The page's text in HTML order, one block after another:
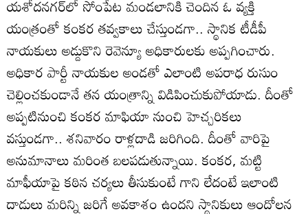
యశోదనగర్‌లో సోంపేట మండలానికి చెందిన ఓ వ్యక్తి
యంత్రంతో కంకర తవ్వకాలు చేస్తుండగా.. స్థానిక టీడీపీ
నాయకులు అడ్డుకొని రెవెన్యూ అధికారులకు అప్పగించారు.
అధికార పార్టీ నాయకుల అండతో ఎలాంటి అపరాధ రుసుం
చెల్లించకుండానే తన యంత్రాన్ని విడిపించుకుపోయాడు. దీంతో
అప్పటినుంచి కంకర మాఫియా నుంచి హెచ్చరికలు
వస్తుండగా.. శనివారం రాళ్లదాడి జరిగింది. దీంతో వారిపై
అనుమానాలు మరింత బలపడుతున్నాయి. కంకర, మట్టి
మాఫీయాపై కఠిన చర్యలు తీసుకుంటే గాని లేదంటే ఇలాంటి
దాడులు మరిన్ని జరిగే అవకాశం ఉందని స్థానికులు ఆందోలన